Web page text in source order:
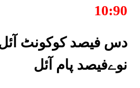
10:90
دس فیصد کوکونٹ
نوےفیصد پام آئل